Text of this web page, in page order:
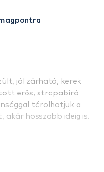
jól zárható, kerek
erős, strapabíró
tárolhatjuk a
akár hosszabb ideig is.